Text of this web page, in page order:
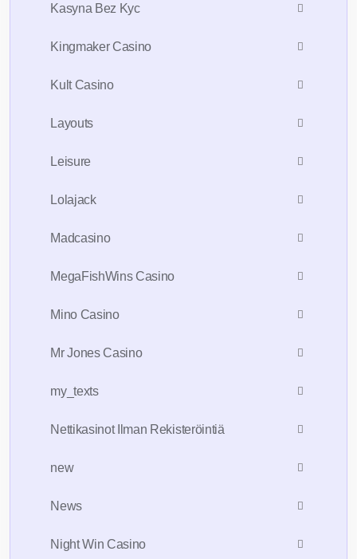
Kasyna Bez Kyc
Kingmaker Casino
Kult Casino
Layouts
Leisure
Lolajack
Madcasino
MegaFishWins Casino
Mino Casino
Mr Jones Casino
my_texts
Nettikasinot Ilman Rekisteröintiä
new
News
Night Win Casino